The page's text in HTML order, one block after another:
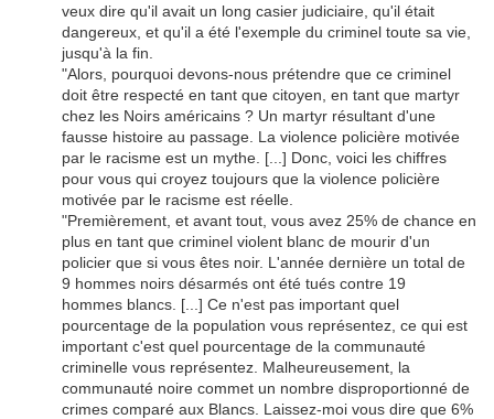
veux dire qu'il avait un long casier judiciaire, qu'il était
dangereux, et qu'il a été l'exemple du criminel toute sa vie,
jusqu'à la fin.
"Alors, pourquoi devons-nous prétendre que ce criminel
doit être respecté en tant que citoyen, en tant que martyr
chez les Noirs américains ? Un martyr résultant d'une
fausse histoire au passage. La violence policière motivée
par le racisme est un mythe. [...] Donc, voici les chiffres
pour vous qui croyez toujours que la violence policière
motivée par le racisme est réelle.
"Premièrement, et avant tout, vous avez 25% de chance en
plus en tant que criminel violent blanc de mourir d'un
policier que si vous êtes noir. L'année dernière un total de
9 hommes noirs désarmés ont été tués contre 19
hommes blancs. [...] Ce n'est pas important quel
pourcentage de la population vous représentez, ce qui est
important c'est quel pourcentage de la communauté
criminelle vous représentez. Malheureusement, la
communauté noire commet un nombre disproportionné de
crimes comparé aux Blancs. Laissez-moi vous dire que 6%